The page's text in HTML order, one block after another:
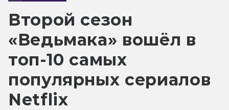
Второй сезон
«Ведьмака» вошёл в
топ-10 самых
популярных сериалов
Netflix